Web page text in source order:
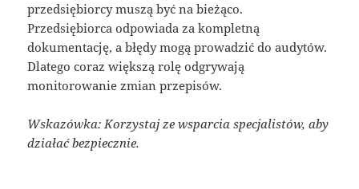
przedsiębiorcy muszą być na bieżąco.
Przedsiębiorca odpowiada za kompletną
dokumentację, a błędy mogą prowadzić do audytów.
Dlatego coraz większą rolę odgrywają
monitorowanie zmian przepisów.
Wskazówka: Korzystaj ze wsparcia specjalistów, aby
działać bezpiecznie.